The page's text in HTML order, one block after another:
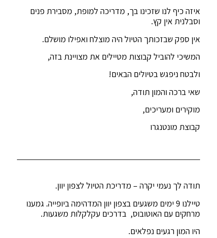
איזה כיף לנו שזכינו בך, מדריכה למופת, מסבירת פנים
וסבלנית אין קץ.
אין ספק שבזכותך הטיול היה מוצלח ואפילו מושלם.
המשיכי להוביל קבוצות מטיילים את מצויינת בזה,
ולבטח ניפגש בטיולים הבאים!
שאי ברכה והמון תודה,
מוקירים ומעריכים,
קבוצת מונטנגרו
תודה לך נעמי יקרה – מדריכת הטיול לצפון יוון.
טיילנו 9 ימים משגעים בצפון יוון המדהימה ביופייה. גמענו
מרחקים עם האוטובוס, בדרכים עקלקלות משגעות.
היו המון רגעים נפלאים.